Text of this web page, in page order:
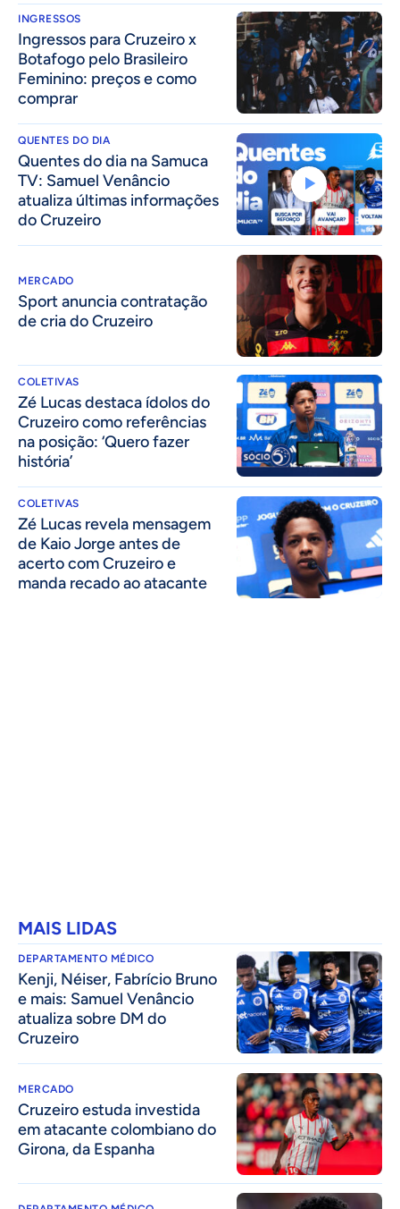
INGRESSOS
Ingressos para Cruzeiro x
Botafogo pelo Brasileiro
Feminino: preços e como
comprar
QUENTES DO DIA
Quentes do dia na Samuca
TV: Samuel Venâncio
atualiza últimas informações
do Cruzeiro
MERCADO
Sport anuncia contratação
de cria do Cruzeiro
COLETIVAS
Zé Lucas destaca ídolos do
Cruzeiro como referências
na posição: ‘Quero fazer
história’
COLETIVAS
Zé Lucas revela mensagem
de Kaio Jorge antes de
acerto com Cruzeiro e
manda recado ao atacante
MAIS LIDAS
DEPARTAMENTO MÉDICO
Kenji, Néiser, Fabrício Bruno
e mais: Samuel Venâncio
atualiza sobre DM do
Cruzeiro
MERCADO
Cruzeiro estuda investida
em atacante colombiano do
Girona, da Espanha